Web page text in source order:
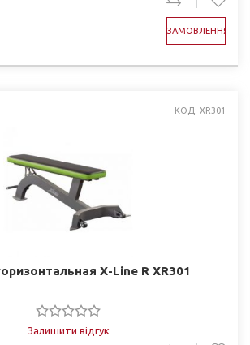
ЗАМОВЛЕННЯ
КОД: XR301
X-Line R XR301
Залишити відгук